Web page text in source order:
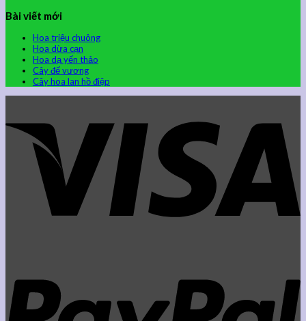
Bài viết mới
Hoa triệu chuông
Hoa dừa cạn
Hoa dạ yến thảo
Cây đế vương
Cây hoa lan hồ điệp